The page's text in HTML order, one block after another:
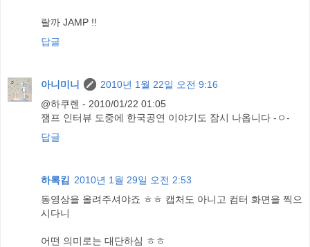
랄까 JAMP !!
답글
아니미니
2010년 1월 22일 오전 9:16
@하쿠렌 - 2010/01/22 01:05
잼프 인터뷰 도중에 한국공연 이야기도 잠시 나옵니다 -ㅇ-
답글
하록킴 2010년 1월 29일 오전 2:53
동영상을 올려주셔야죠 ㅎㅎ 캡처도 아니고 컴터 화면을 찍으
시다니
어떤 의미로는 대단하심 ㅎㅎ